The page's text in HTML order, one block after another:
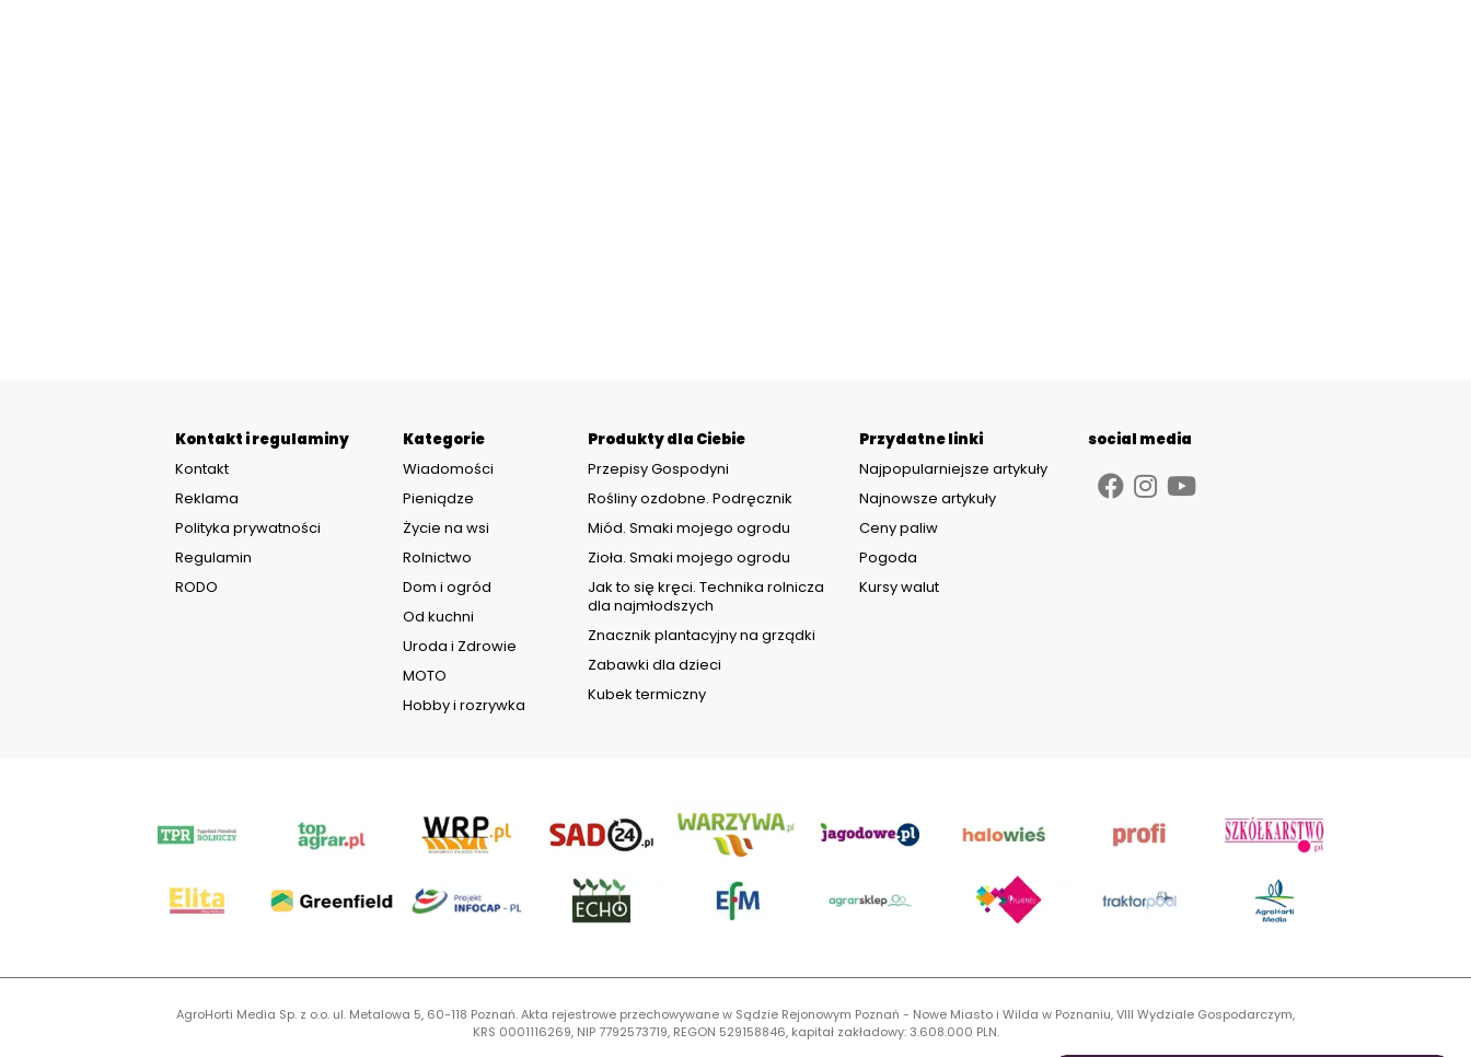
Kontakt i regulaminy
Kontakt
Reklama
Polityka prywatności
Regulamin
RODO
Kategorie
Wiadomości
Pieniądze
Życie na wsi
Rolnictwo
Dom i ogród
Od kuchni
Uroda i Zdrowie
MOTO
Hobby i rozrywka
Produkty dla Ciebie
Przepisy Gospodyni
Rośliny ozdobne. Podręcznik
Miód. Smaki mojego ogrodu
Zioła. Smaki mojego ogrodu
Jak to się kręci. Technika rolnicza
dla najmłodszych
Znacznik plantacyjny na grządki
Zabawki dla dzieci
Kubek termiczny
Przydatne linki
Najpopularniejsze artykuły
Najnowsze artykuły
Ceny paliw
Pogoda
Kursy walut
social media
AgroHorti Media Sp. z o.o. ul. Metalowa 5, 60-118 Poznań. Akta rejestrowe przechowywane w Sądzie Rejonowym Poznań - Nowe Miasto i Wilda w Poznaniu, VIII Wydziale Gospodarczym,
KRS 0001116269, NIP 7792573719, REGON 529158846, kapitał zakładowy: 3.608.000 PLN.